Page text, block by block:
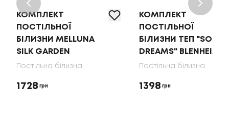
КОМПЛЕКТ
ПОСТІЛЬНОЇ
БІЛИЗНИ MELLUNA
SILK GARDEN
Постільна білизна
1728 грн
КОМПЛЕКТ
ПОСТІЛЬНОЇ
БІЛИЗНИ ТЕП "SOFT
DREAMS" BLENHEIM
Постільна білизна
1398 грн